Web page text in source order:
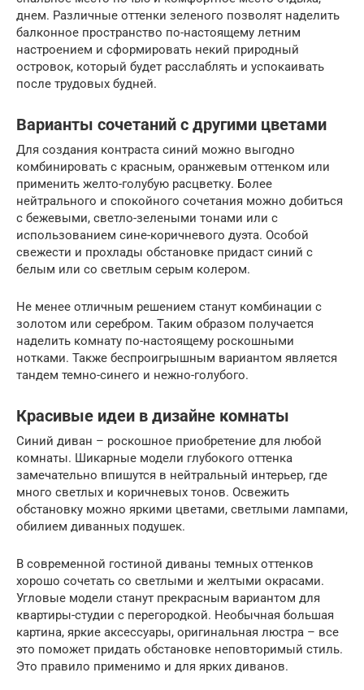
днем. Различные оттенки зеленого позволят наделить
балконное пространство по-настоящему летним
настроением и сформировать некий природный
островок, который будет расслаблять и успокаивать
после трудовых будней.
Варианты сочетаний с другими цветами
Для создания контраста синий можно выгодно
комбинировать с красным, оранжевым оттенком или
применить желто-голубую расцветку. Более
нейтрального и спокойного сочетания можно добиться
с бежевыми, светло-зелеными тонами или с
использованием сине-коричневого дуэта. Особой
свежести и прохлады обстановке придаст синий с
белым или со светлым серым колером.
Не менее отличным решением станут комбинации с
золотом или серебром. Таким образом получается
наделить комнату по-настоящему роскошными
нотками. Также беспроигрышным вариантом является
тандем темно-синего и нежно-голубого.
Красивые идеи в дизайне комнаты
Синий диван – роскошное приобретение для любой
комнаты. Шикарные модели глубокого оттенка
замечательно впишутся в нейтральный интерьер, где
много светлых и коричневых тонов. Освежить
обстановку можно яркими цветами, светлыми лампами,
обилием диванных подушек.
В современной гостиной диваны темных оттенков
хорошо сочетать со светлыми и желтыми окрасами.
Угловые модели станут прекрасным вариантом для
квартиры-студии с перегородкой. Необычная большая
картина, яркие аксессуары, оригинальная люстра – все
это поможет придать обстановке неповторимый стиль.
Это правило применимо и для ярких диванов.